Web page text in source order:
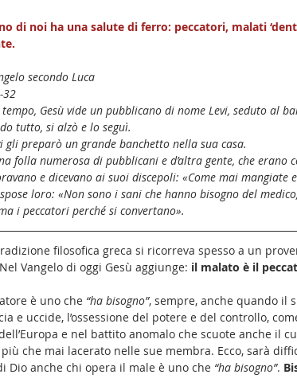
di noi ha una salute di ferro: peccatori, malati
secondo Luca
32
Gesù vide un pubblicano di nome Levi, seduto al
tutto, si alzò e lo seguì.
gli preparò un grande banchetto nella sua casa.
folla numerosa di pubblicani e d’altra gente, che
e dicevano ai suoi discepoli: «Come mai mangiate
loro: «Non sono i sani che hanno bisogno del
i peccatori perché si convertano».
filosofica greca si ricorreva spesso a un
Vangelo di oggi Gesù aggiunge: il malato è il
è uno che “ha bisogno”, sempre, anche quando il
e uccide, l’ossessione del potere e del controllo,
e nel battito anomalo che scuote anche il
più che mai lacerato nelle sue membra. Ecco, sarà
Dio anche chi opera il male è uno che “ha bisogno”.